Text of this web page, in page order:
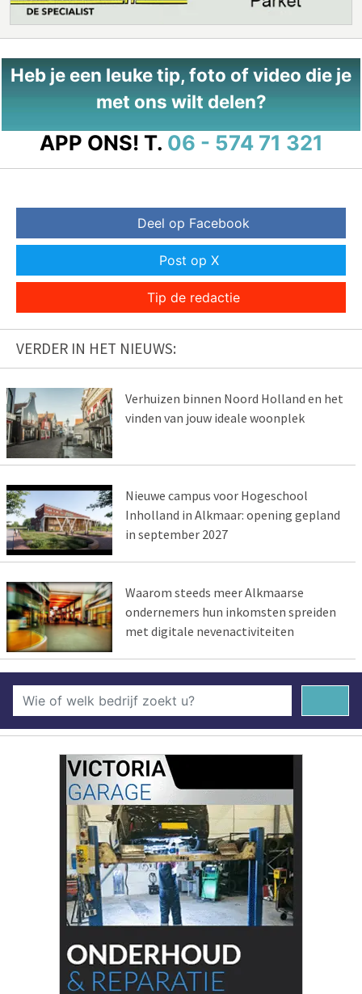
Heb je een leuke tip, foto of video die je
met ons wilt delen?
APP ONS! T. 06 - 574 71 321
Deel op Facebook
Post op X
Tip de redactie
VERDER IN HET NIEUWS:
Verhuizen binnen Noord Holland en het
vinden van jouw ideale woonplek
Nieuwe campus voor Hogeschool
Inholland in Alkmaar: opening gepland
in september 2027
Waarom steeds meer Alkmaarse
ondernemers hun inkomsten spreiden
met digitale nevenactiviteiten